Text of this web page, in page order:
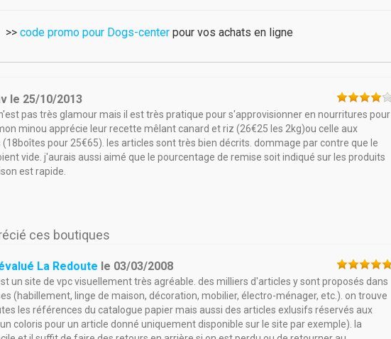
>> code promo pour Dogs-centerpour vos achats en ligne
le 25/10/2013
pas très glamour mais il est très pratique pour s'approvisionner en nourritures pour
minou apprécie leur recette mêlant canard et riz (26€25 les 2kg)ou celle aux
pour 25€65). les articles sont très bien décrits. dommage par contre que le
vide. j'aurais aussi aimé que le pourcentage de remise soit indiqué sur les produits
est rapide.
ces boutiques
La Redoute le 03/03/2008
un site de vpc visuellement très agréable. des milliers d'articles y sont proposés dans
(habillement, linge de maison, décoration, mobilier, électro-ménager, etc.). on trouve
les références du catalogue papier mais aussi des articles exlusifs réservés aux
coloris pour un article donné uniquement disponible sur le site par exemple). la